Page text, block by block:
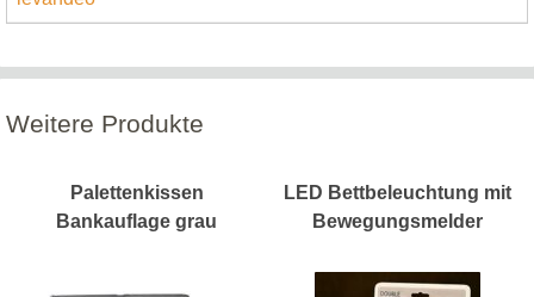
Weitere Produkte
Palettenkissen
Bankauflage grau
LED Bettbeleuchtung mit
Bewegungsmelder